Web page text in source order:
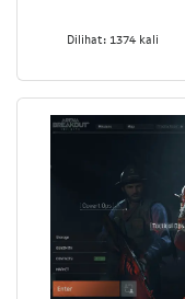
Dilihat: 1374 kali